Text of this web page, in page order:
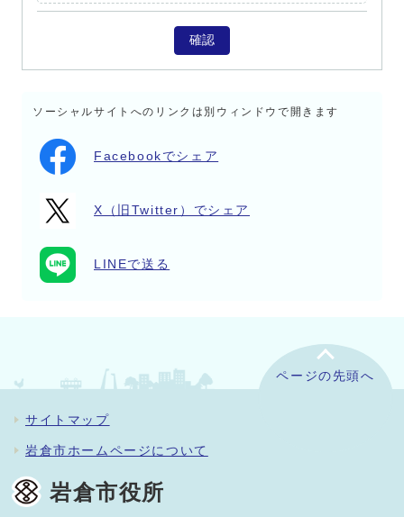
確認
ソーシャルサイトへのリンクは別ウィンドウで開きます
Facebookでシェア
X（旧Twitter）でシェア
LINEで送る
ページの先頭へ
サイトマップ
岩倉市ホームページについて
岩倉市役所